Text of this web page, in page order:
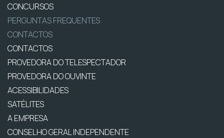
CONCURSOS
PERGUNTAS FREQUENTES
CONTACTOS
CONTACTOS
PROVEDORA DO TELESPECTADOR
PROVEDORA DO OUVINTE
ACESSIBILIDADES
SATÉLITES
A EMPRESA
CONSELHO GERAL INDEPENDENTE